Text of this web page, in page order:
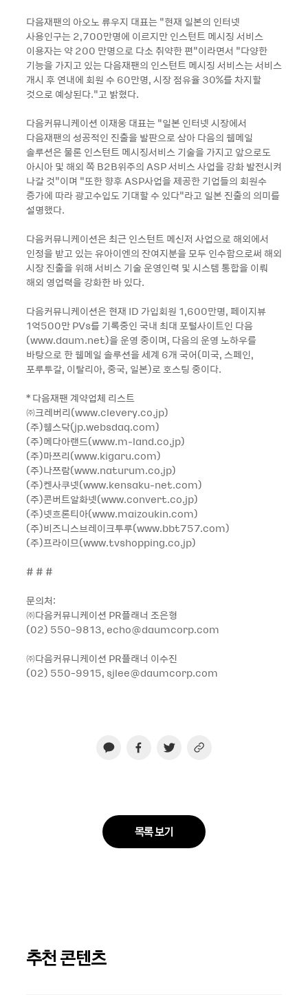
다음재팬의 아오노 류우지 대표는 “현재 일본의 인터넷
사용인구는 2,700만명에 이르지만 인스턴트 메시징 서비스
이용자는 약 200 만명으로 다소 취약한 편”이라면서 “다양한
기능을 가지고 있는 다음재팬의 인스턴트 메시징 서비스는 서비스
개시 후 연내에 회원 수 60만명, 시장 점유율 30%를 차지할
것으로 예상된다.”고 밝혔다.
다음커뮤니케이션 이재웅 대표는 “일본 인터넷 시장에서
다음재팬의 성공적인 진출을 발판으로 삼아 다음의 웹메일
솔루션은 물론 인스턴트 메시징서비스 기술을 가지고 앞으로도
아시아 및 해외 쪽 B2B위주의 ASP 서비스 사업을 강화 발전시켜
나갈 것”이며 “또한 향후 ASP사업을 제공한 기업들의 회원수
증가에 따라 광고수입도 기대할 수 있다”라고 일본 진출의 의미를
설명했다.
다음커뮤니케이션은 최근 인스턴트 메신저 사업으로 해외에서
인정을 받고 있는 유아이엔의 잔여지분을 모두 인수함으로써 해외
시장 진출을 위해 서비스 기술 운영인력 및 시스템 통합을 이뤄
해외 영업력을 강화한 바 있다.
다음커뮤니케이션은 현재 ID 가입회원 1,600만명, 페이지뷰
1억500만 PVs를 기록중인 국내 최대 포털사이트인 다음
(www.daum.net)을 운영 중이며, 다음의 운영 노하우를
바탕으로 한 웹메일 솔루션을 세계 6개 국어(미국, 스페인,
포루투갈, 이탈리아, 중국, 일본)로 호스팅 중이다.
* 다음재팬 계약업체 리스트
㈜크레버리(www.clevery.co.jp)
(주)웹스닥(jp.websdaq.com)
(주)메다아랜드(www.m-land.co.jp)
(주)마쯔리(www.kigaru.com)
(주)나쯔람(www.naturum.co.jp)
(주)켄사쿠넷(www.kensaku-net.com)
(주)콘버트알화넷(www.convert.co.jp)
(주)넷흐론티아(www.maizoukin.com)
(주)비즈니스브레이크투루(www.bbt757.com)
(주)프라이므(www.tvshopping.co.jp)
# # #
문의처:
㈜다음커뮤니케이션 PR플래너 조은형
(02) 550-9813, echo@daumcorp.com
㈜다음커뮤니케이션 PR플래너 이수진
(02) 550-9915, sjlee@daumcorp.com
목록 보기
추천 콘텐츠